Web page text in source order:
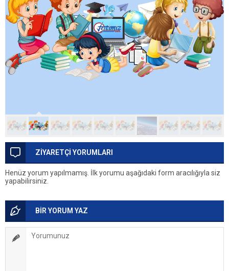
ZİYARETÇİ YORUMLARI
Henüz yorum yapılmamış. İlk yorumu aşağıdaki form aracılığıyla siz
yapabilirsiniz.
BİR YORUM YAZ